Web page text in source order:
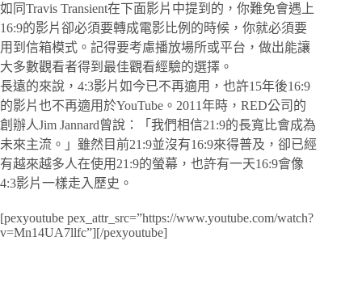
如同Travis Transient在下面影片中提到的，你難免會遇上
16:9的影片卻必須要轉成電影比例的時候，你就必須要
用到信箱模式。記得要考慮播放場所或平台，做出能讓
大多數觀看者得到最佳觀看經驗的選擇。
長遠的來說，4:3影片如今已不再適用，也許15年後16:9
的影片也不再適用於YouTube。2011年時，RED公司的
創辦人Jim Jannard曾說：「我們相信21:9的長寬比會成為
未來主流。」雖然目前21:9並沒有16:9來得普及，卻已經
有越來越多人在使用21:9的螢幕，也許有一天16:9會像
4:3影片一樣走入歷史。
[pexyoutube pex_attr_src=”https://www.youtube.com/watch?
v=Mn14UA7llfc”][/pexyoutube]